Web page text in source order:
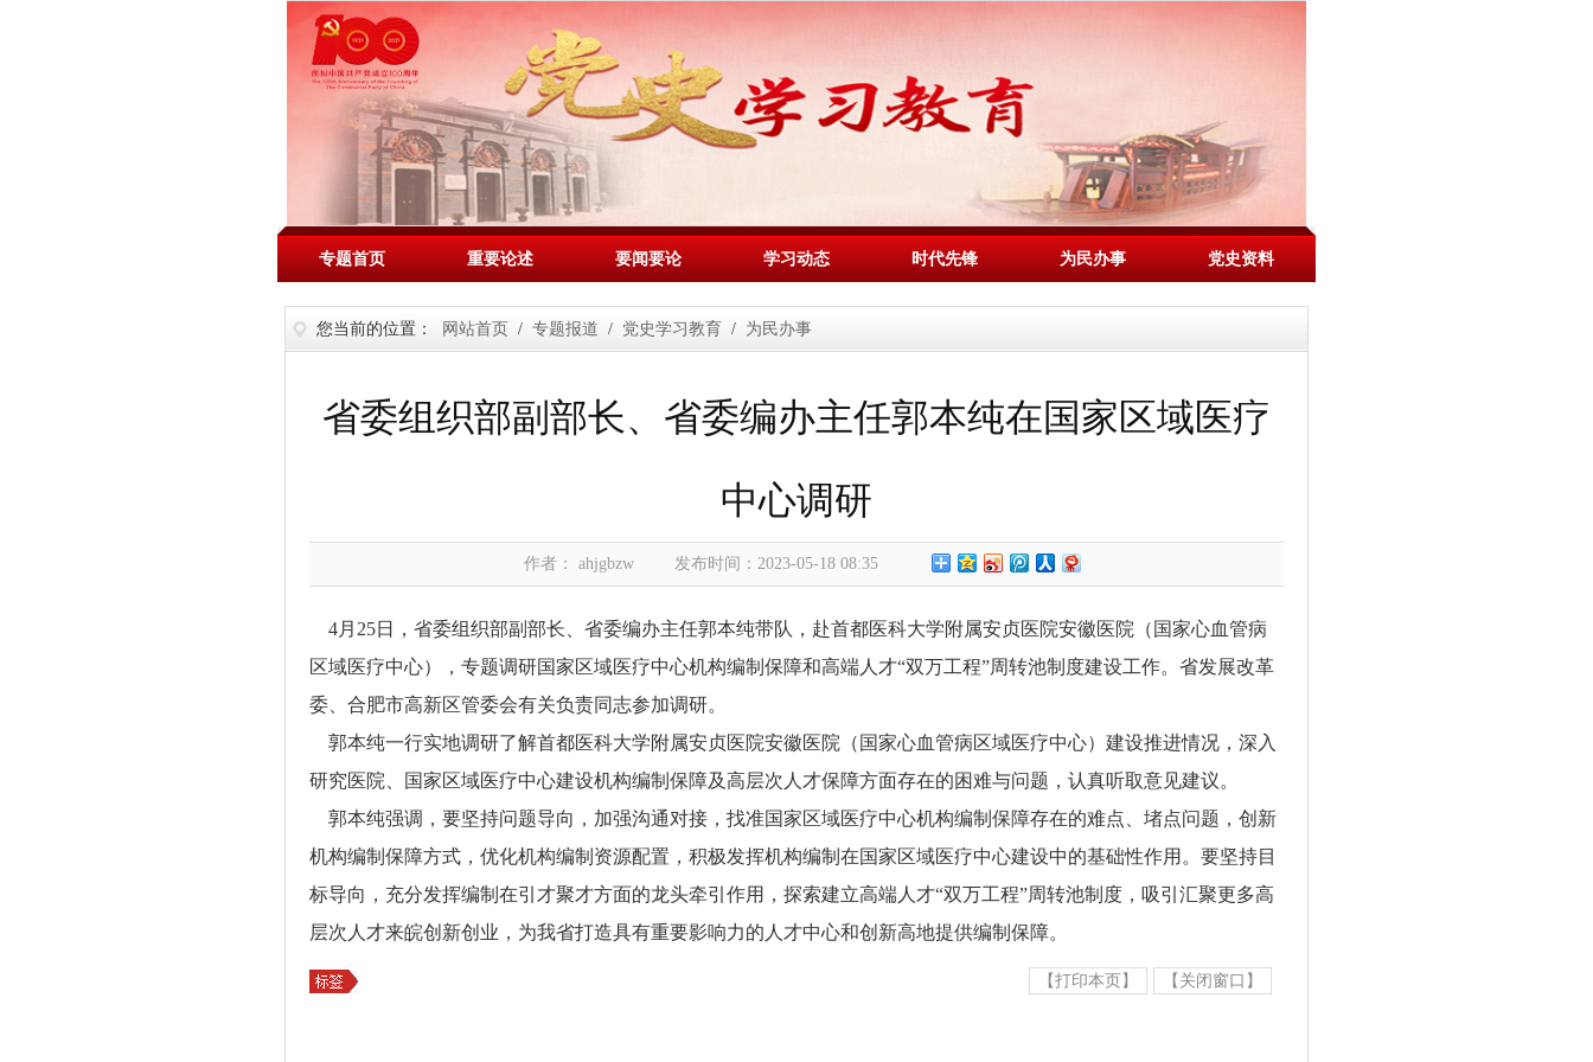
专题首页 重要论述 要闻要论 学习动态 时代先锋 为民办事 党史资料
您当前的位置： 网站首页 / 专题报道 / 党史学习教育 / 为民办事
省委组织部副部长、省委编办主任郭本纯在国家区域医疗
中心调研
作者： ahjgbzw 发布时间：2023-05-18 08:35
4月25日，省委组织部副部长、省委编办主任郭本纯带队，赴首都医科大学附属安贞医院安徽医院（国家心血管病
区域医疗中心），专题调研国家区域医疗中心机构编制保障和高端人才“双万工程”周转池制度建设工作。省发展改革
委、合肥市高新区管委会有关负责同志参加调研。
郭本纯一行实地调研了解首都医科大学附属安贞医院安徽医院（国家心血管病区域医疗中心）建设推进情况，深入
研究医院、国家区域医疗中心建设机构编制保障及高层次人才保障方面存在的困难与问题，认真听取意见建议。
郭本纯强调，要坚持问题导向，加强沟通对接，找准国家区域医疗中心机构编制保障存在的难点、堵点问题，创新
机构编制保障方式，优化机构编制资源配置，积极发挥机构编制在国家区域医疗中心建设中的基础性作用。要坚持目
标导向，充分发挥编制在引才聚才方面的龙头牵引作用，探索建立高端人才“双万工程”周转池制度，吸引汇聚更多高
层次人才来皖创新创业，为我省打造具有重要影响力的人才中心和创新高地提供编制保障。
【打印本页】 【关闭窗口】